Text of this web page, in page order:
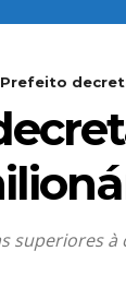
Prefeito
superiores